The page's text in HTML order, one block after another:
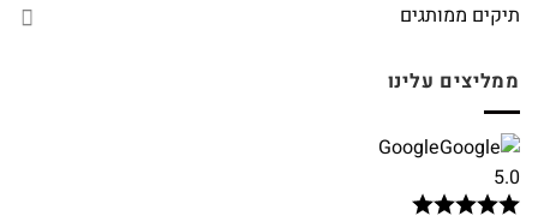
תיקים ממותגים
ממליצים עלינו
Google
5.0